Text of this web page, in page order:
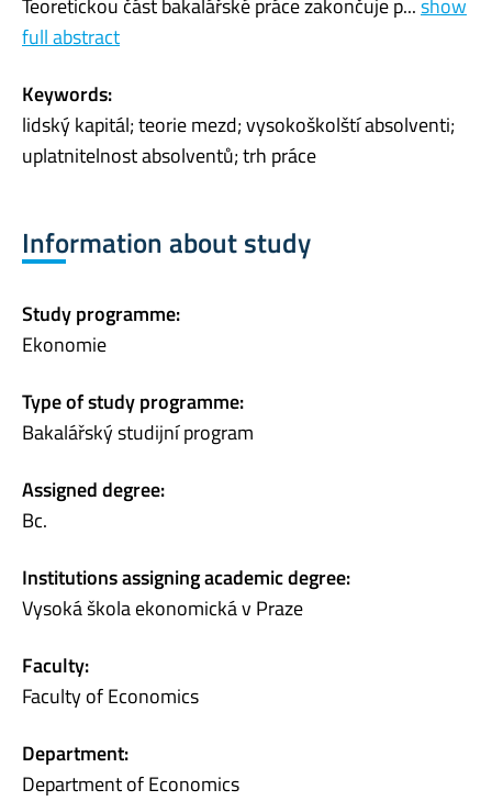
full abstract
Keywords:
lidský kapitál; teorie mezd; vysokoškolští absolventi;
uplatnitelnost absolventů; trh práce
Information about study
Study programme:
Ekonomie
Type of study programme:
Bakalářský studijní program
Assigned degree:
Bc.
Institutions assigning academic degree:
Vysoká škola ekonomická v Praze
Faculty:
Faculty of Economics
Department:
Department of Economics